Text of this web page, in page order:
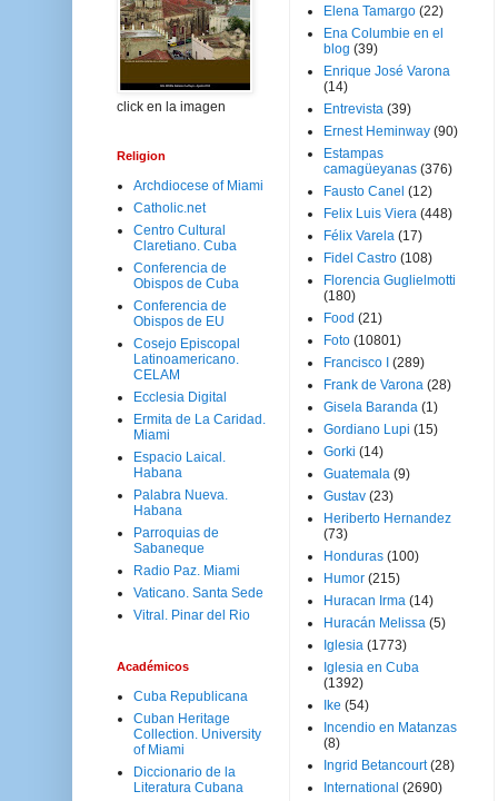
click en la imagen
Religion
Archdiocese of Miami
Catholic.net
Centro Cultural
Claretiano. Cuba
Conferencia de
Obispos de Cuba
Conferencia de
Obispos de EU
Cosejo Episcopal
Latinoamericano.
CELAM
Ecclesia Digital
Ermita de La Caridad.
Miami
Espacio Laical.
Habana
Palabra Nueva.
Habana
Parroquias de
Sabaneque
Radio Paz. Miami
Vaticano. Santa Sede
Vitral. Pinar del Rio
Académicos
Cuba Republicana
Cuban Heritage
Collection. University
of Miami
Diccionario de la
Literatura Cubana
Elena Tamargo (22)
Ena Columbie en el
blog (39)
Enrique José Varona
(14)
Entrevista (39)
Ernest Heminway (90)
Estampas
camagüeyanas (376)
Fausto Canel (12)
Felix Luis Viera (448)
Félix Varela (17)
Fidel Castro (108)
Florencia Guglielmotti
(180)
Food (21)
Foto (10801)
Francisco I
(289)
Frank de Varona (28)
Gisela Baranda (1)
Gordiano Lupi (15)
Gorki (14)
Guatemala (9)
Gustav (23)
Heriberto Hernandez
(73)
Honduras (100)
Humor (215)
Huracan Irma (14)
Huracán Melissa (5)
Iglesia (1773)
Iglesia en Cuba
(1392)
Ike (54)
Incendio en Matanzas
(8)
Ingrid Betancourt (28)
International (2690)